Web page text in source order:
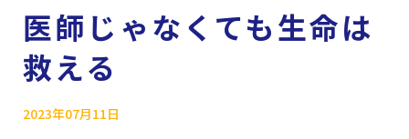
医師じゃなくても生命は
救える
2023年07月11日